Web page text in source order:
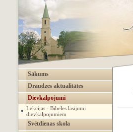
Sākums
Draudzes aktualitātes
Dievkalpojumi
Lekcijas - Bībeles lasījumi
dievkalpojumiem
Svētdienas skola